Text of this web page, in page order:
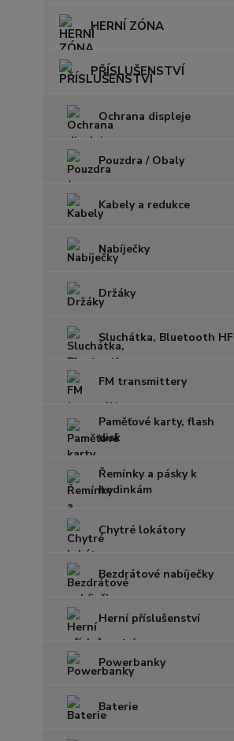
HERNÍ ZÓNA
PŘÍSLUŠENSTVÍ
Ochrana displeje
Pouzdra / Obaly
Kabely a redukce
Nabíječky
Držáky
Sluchátka, Bluetooth HF
FM transmittery
Paměťové karty, flash
disk
Řemínky a pásky k
hodinkám
Chytré lokátory
Bezdrátové nabíječky
Herní příslušenství
Powerbanky
Baterie